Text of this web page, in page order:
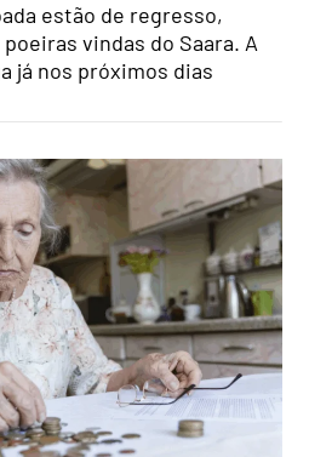
estão de regresso,
vindas do Saara. A
já nos próximos dias